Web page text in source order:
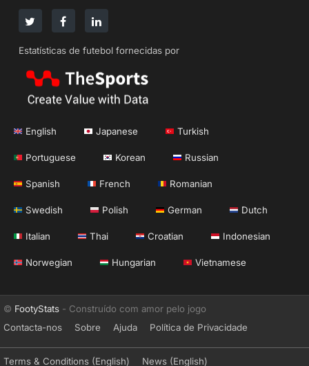
Estatísticas de futebol fornecidas por
English Japanese Turkish
Portuguese Korean Russian
Spanish French Romanian
Swedish Polish German Dutch
Italian Thai Croatian Indonesian
Norwegian Hungarian Vietnamese
© FootyStats - Construído com amor pelo jogo
Contacta-nos
Sobre Ajuda Política de Privacidade
Terms & Conditions (English) News (English)